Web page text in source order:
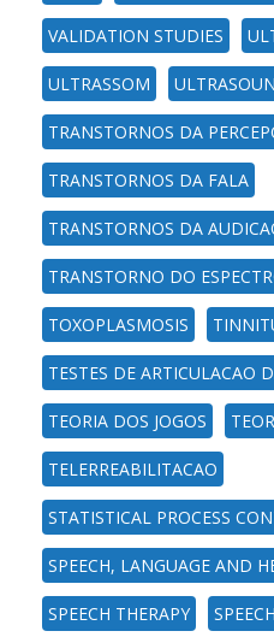
VALIDATION STUDIES
ULTRASSOM
TRANSTORNOS DA
TRANSTORNOS DA FALA
TRANSTORNOS DA
TRANSTORNO DO
TOXOPLASMOSIS
TESTES DE ARTICULACAO
TEORIA DOS JOGOS
TELERREABILITACAO
STATISTICAL PROCESS
SPEECH, LANGUAGE AND
SPEECH THERAPY